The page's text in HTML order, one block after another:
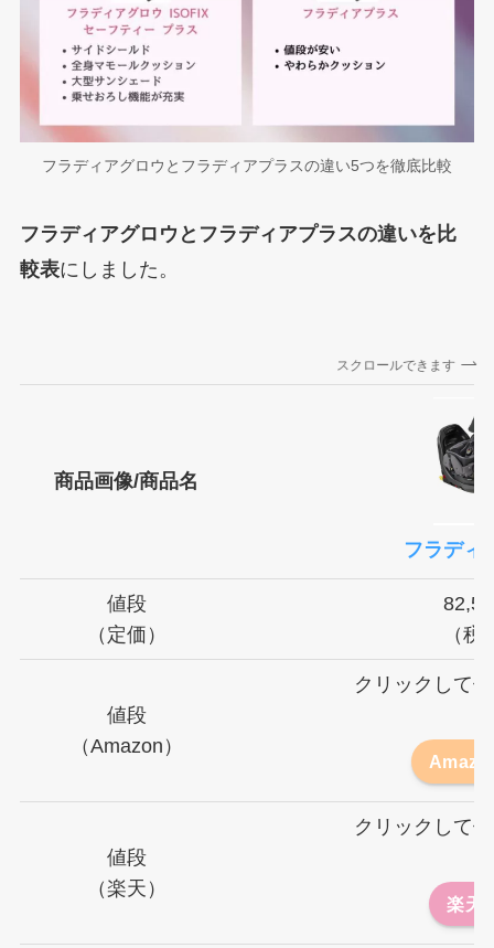
フラディアグロウとフラディアプラスの違い5つを徹底比較
フラディアグロウとフラディアプラスの違いを比
較表にしました。
スクロールできます
商品画像/商品名
フラディ
値段
（定価）
（税
値段
（Amazon）
クリックして
値段
（楽天）
クリックして
楽天